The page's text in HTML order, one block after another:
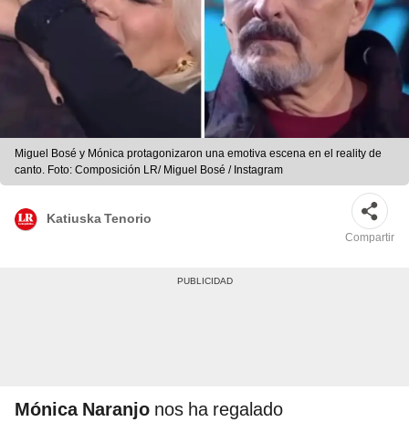
Miguel Bosé y Mónica protagonizaron una emotiva escena en el reality de
canto. Foto: Composición LR/ Miguel Bosé / Instagram
Katiuska Tenorio
Compartir
Mónica Naranjo nos ha regalado